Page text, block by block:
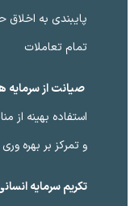
پایبندی به اخلاق
تمام تعاملات
صیانت از سرمایه
استفاده بهینه از
و تمرکز بر بهره وری
تکریم سرمایه